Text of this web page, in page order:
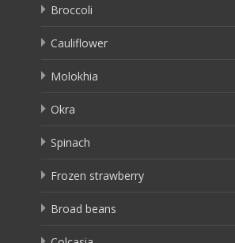
Broccoli
Cauliflower
Molokhia
Okra
Spinach
Frozen strawberry
Broad beans